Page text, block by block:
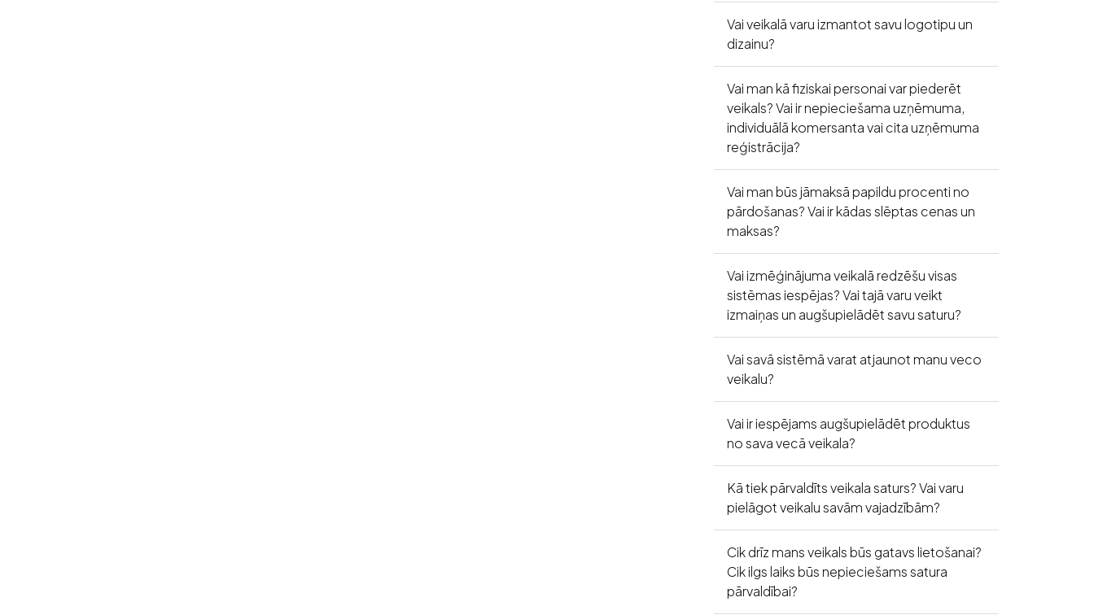
Vai veikalā varu izmantot savu logotipu un
dizainu?
Vai man kā fiziskai personai var piederēt
veikals? Vai ir nepieciešama uzņēmuma,
individuālā komersanta vai cita uzņēmuma
reģistrācija?
Vai man būs jāmaksā papildu procenti no
pārdošanas? Vai ir kādas slēptas cenas un
maksas?
Vai izmēģinājuma veikalā redzēšu visas
sistēmas iespējas? Vai tajā varu veikt
izmaiņas un augšupielādēt savu saturu?
Vai savā sistēmā varat atjaunot manu veco
veikalu?
Vai ir iespējams augšupielādēt produktus
no sava vecā veikala?
Kā tiek pārvaldīts veikala saturs? Vai varu
pielāgot veikalu savām vajadzībām?
Cik drīz mans veikals būs gatavs lietošanai?
Cik ilgs laiks būs nepieciešams satura
pārvaldībai?